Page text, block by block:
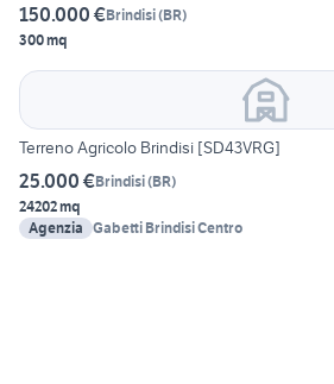
150.000 €Brindisi(BR)
300 mq
Terreno Agricolo Brindisi [SD43VRG]
25.000 €Brindisi(BR)
24202 mq
Agenzia Gabetti Brindisi Centro